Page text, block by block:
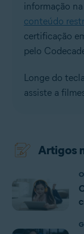
informação
conteúdo
certificação
pelo
Longe do
assiste a
Artigos